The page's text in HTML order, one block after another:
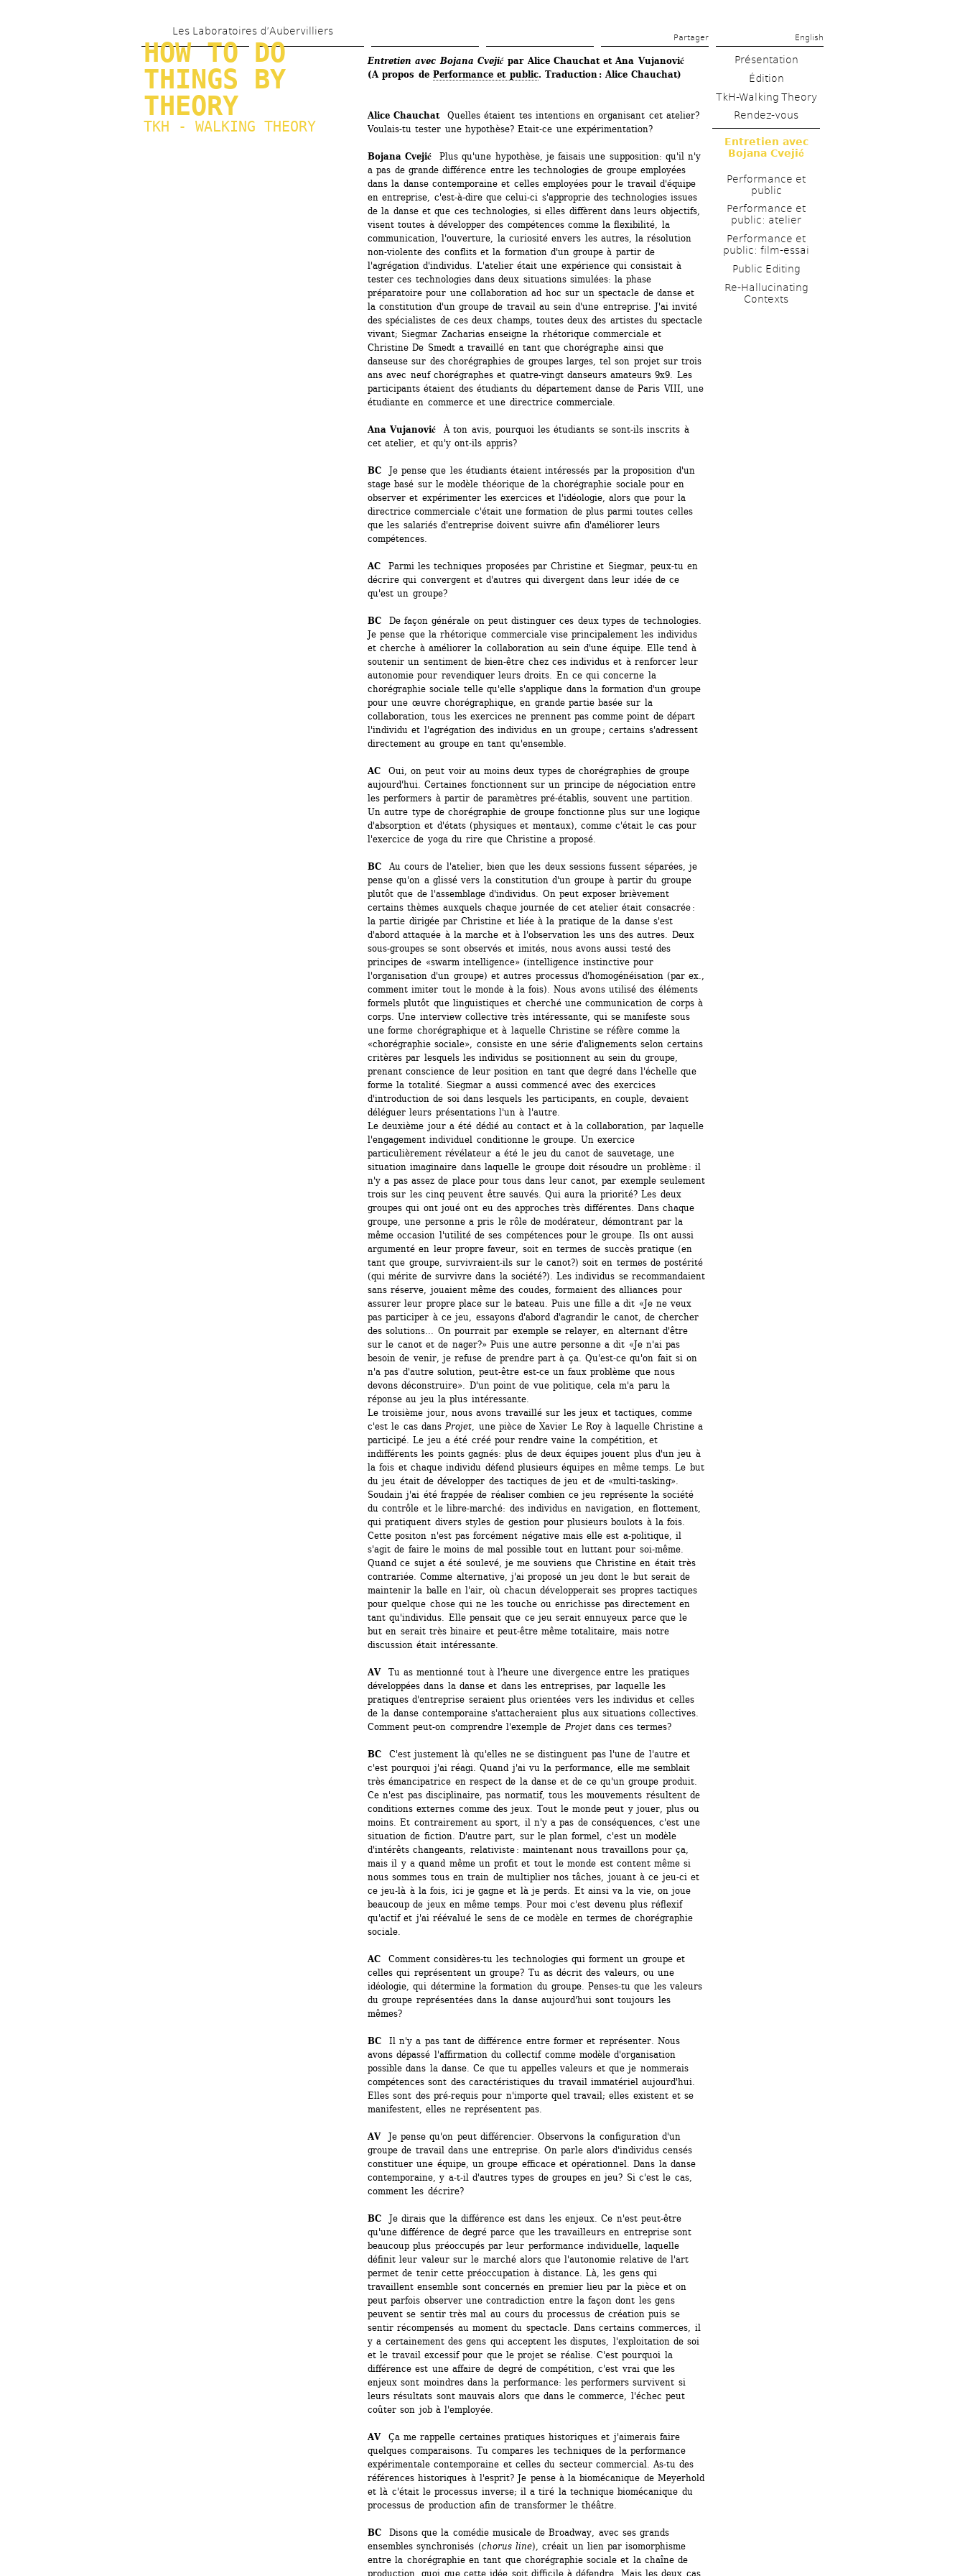
contenu
principal
Les Laboratoires d’Aubervilliers
Partager English
HOW TO DO
THINGS BY
THEORY
TKH - WALKING THEORY
Entretien avec Bojana Cvejićpar Alice Chauchat et Ana Vujanović
(A propos de Performance et public. Traduction : Alice Chauchat)
Alice Chauchat
Quelles étaient tes intentions en organisant cet atelier?
Voulais-tu tester une hypothèse? Etait-ce une expérimentation?
Bojana Cvejić
Plus qu'une hypothèse, je faisais une supposition: qu'il n'y
a pas de grande différence entre les technologies de groupe employées
dans la danse contemporaine et celles employées pour le travail d'équipe
en entreprise, c'est-à-dire que celui-ci s'approprie des technologies issues
de la danse et que ces technologies, si elles diffèrent dans leurs objectifs,
visent toutes à développer des compétences comme la flexibilité, la
communication, l'ouverture, la curiosité envers les autres, la résolution
non-violente des conflits et la formation d'un groupe à partir de
l'agrégation d'individus. L'atelier était une expérience qui consistait à
tester ces technologies dans deux situations simulées: la phase
préparatoire pour une collaboration ad hoc sur un spectacle de danse et
la constitution d'un groupe de travail au sein d'une entreprise. J'ai invité
des spécialistes de ces deux champs, toutes deux des artistes du spectacle
vivant; Siegmar Zacharias enseigne la rhétorique commerciale et
Christine De Smedt a travaillé en tant que chorégraphe ainsi que
danseuse sur des chorégraphies de groupes larges, tel son projet sur trois
ans avec neuf chorégraphes et quatre-vingt danseurs amateurs 9x9. Les
participants étaient des étudiants du département danse de Paris VIII, une
étudiante en commerce et une directrice commerciale.
Ana Vujanović
À ton avis, pourquoi les étudiants se sont-ils inscrits à
cet atelier, et qu'y ont-ils appris?
BC
Je pense que les étudiants étaient intéressés par la proposition d'un
stage basé sur le modèle théorique de la chorégraphie sociale pour en
observer et expérimenter les exercices et l'idéologie, alors que pour la
directrice commerciale c'était une formation de plus parmi toutes celles
que les salariés d'entreprise doivent suivre afin d'améliorer leurs
compétences.
AC Parmi les techniques proposées par Christine et Siegmar, peux-tu en
décrire qui convergent et d'autres qui divergent dans leur idée de ce
qu'est un groupe?
BC
De façon générale on peut distinguer ces deux types de technologies.
Je pense que la rhétorique commerciale vise principalement les individus
et cherche à améliorer la collaboration au sein d'une équipe. Elle tend à
soutenir un sentiment de bien-être chez ces individus et à renforcer leur
autonomie pour revendiquer leurs droits. En ce qui concerne la
chorégraphie sociale telle qu'elle s'applique dans la formation d'un groupe
pour une œuvre chorégraphique, en grande partie basée sur la
collaboration, tous les exercices ne prennent pas comme point de départ
l'individu et l'agrégation des individus en un groupe ; certains s'adressent
directement au groupe en tant qu'ensemble.
AC Oui, on peut voir au moins deux types de chorégraphies de groupe
aujourd'hui. Certaines fonctionnent sur un principe de négociation entre
les performers à partir de paramètres pré-établis, souvent une partition.
Un autre type de chorégraphie de groupe fonctionne plus sur une logique
d'absorption et d'états (physiques et mentaux), comme c'était le cas pour
l'exercice de yoga du rire que Christine a proposé.
BC
Au cours de l'atelier, bien que les deux sessions fussent séparées, je
pense qu'on a glissé vers la constitution d'un groupe à partir du groupe
plutôt que de l'assemblage d'individus. On peut exposer brièvement
certains thèmes auxquels chaque journée de cet atelier était consacrée :
la partie dirigée par Christine et liée à la pratique de la danse s'est
d'abord attaquée à la marche et à l'observation les uns des autres. Deux
sous-groupes se sont observés et imités, nous avons aussi testé des
principes de «swarm intelligence» (intelligence instinctive pour
l'organisation d'un groupe) et autres processus d'homogénéisation (par ex.,
comment imiter tout le monde à la fois). Nous avons utilisé des éléments
formels plutôt que linguistiques et cherché une communication de corps à
corps. Une interview collective très intéressante, qui se manifeste sous
une forme chorégraphique et à laquelle Christine se réfère comme la
«chorégraphie sociale», consiste en une série d'alignements selon certains
critères par lesquels les individus se positionnent au sein du groupe,
prenant conscience de leur position en tant que degré dans l'échelle que
forme la totalité. Siegmar a aussi commencé avec des exercices
d'introduction de soi dans lesquels les participants, en couple, devaient
déléguer leurs présentations l'un à l'autre.
Le deuxième jour a été dédié au contact et à la collaboration, par laquelle
l'engagement individuel conditionne le groupe. Un exercice
particulièrement révélateur a été le jeu du canot de sauvetage, une
situation imaginaire dans laquelle le groupe doit résoudre un problème : il
n'y a pas assez de place pour tous dans leur canot, par exemple seulement
trois sur les cinq peuvent être sauvés. Qui aura la priorité? Les deux
groupes qui ont joué ont eu des approches très différentes. Dans chaque
groupe, une personne a pris le rôle de modérateur, démontrant par la
même occasion l'utilité de ses compétences pour le groupe. Ils ont aussi
argumenté en leur propre faveur, soit en termes de succès pratique (en
tant que groupe, survivraient-ils sur le canot?) soit en termes de postérité
(qui mérite de survivre dans la société?). Les individus se recommandaient
sans réserve, jouaient même des coudes, formaient des alliances pour
assurer leur propre place sur le bateau. Puis une fille a dit «Je ne veux
pas participer à ce jeu, essayons d'abord d'agrandir le canot, de chercher
des solutions... On pourrait par exemple se relayer, en alternant d'être
sur le canot et de nager?» Puis une autre personne a dit «Je n'ai pas
besoin de venir, je refuse de prendre part à ça. Qu'est-ce qu'on fait si on
n'a pas d'autre solution, peut-être est-ce un faux problème que nous
devons déconstruire». D'un point de vue politique, cela m'a paru la
réponse au jeu la plus intéressante.
Le troisième jour, nous avons travaillé sur les jeux et tactiques, comme
c'est le cas dansProjet, une pièce de Xavier Le Roy à laquelle Christine a
participé. Le jeu a été créé pour rendre vaine la compétition, et
indifférents les points gagnés: plus de deux équipes jouent plus d'un jeu à
la fois et chaque individu défend plusieurs équipes en même temps. Le but
du jeu était de développer des tactiques de jeu et de «multi-tasking».
Soudain j'ai été frappée de réaliser combien ce jeu représente la société
du contrôle et le libre-marché: des individus en navigation, en flottement,
qui pratiquent divers styles de gestion pour plusieurs boulots à la fois.
Cette positon n'est pas forcément négative mais elle est a-politique, il
s'agit de faire le moins de mal possible tout en luttant pour soi-même.
Quand ce sujet a été soulevé, je me souviens que Christine en était très
contrariée. Comme alternative, j'ai proposé un jeu dont le but serait de
maintenir la balle en l'air, où chacun développerait ses propres tactiques
pour quelque chose qui ne les touche ou enrichisse pas directement en
tant qu'individus. Elle pensait que ce jeu serait ennuyeux parce que le
but en serait très binaire et peut-être même totalitaire, mais notre
discussion était intéressante.
AVTu as mentionné tout à l'heure une divergence entre les pratiques
développées dans la danse et dans les entreprises, par laquelle les
pratiques d'entreprise seraient plus orientées vers les individus et celles
de la danse contemporaine s'attacheraient plus aux situations collectives.
Comment peut-on comprendre l'exemple de Projetdans ces termes?
BC
C'est justement là qu'elles ne se distinguent pas l'une de l'autre et
c'est pourquoi j'ai réagi. Quand j'ai vu la performance, elle me semblait
très émancipatrice en respect de la danse et de ce qu'un groupe produit.
Ce n'est pas disciplinaire, pas normatif, tous les mouvements résultent de
conditions externes comme des jeux. Tout le monde peut y jouer, plus ou
moins. Et contrairement au sport, il n'y a pas de conséquences, c'est une
situation de fiction. D'autre part, sur le plan formel, c'est un modèle
d'intérêts changeants, relativiste : maintenant nous travaillons pour ça,
mais il y a quand même un profit et tout le monde est content même si
nous sommes tous en train de multiplier nos tâches, jouant à ce jeu-ci et
ce jeu-là à la fois, ici je gagne et là je perds. Et ainsi va la vie, on joue
beaucoup de jeux en même temps. Pour moi c'est devenu plus réflexif
qu'actif et j'ai réévalué le sens de ce modèle en termes de chorégraphie
sociale.
AC Comment considères-tu les technologies qui forment un groupe et
celles qui représentent un groupe? Tu as décrit des valeurs, ou une
idéologie, qui détermine la formation du groupe. Penses-tu que les valeurs
du groupe représentées dans la danse aujourd'hui sont toujours les
mêmes?
BC Il n'y a pas tant de différence entre former et représenter. Nous
avons dépassé l'affirmation du collectif comme modèle d'organisation
possible dans la danse. Ce que tu appelles valeurs et que je nommerais
compétences sont des caractéristiques du travail immatériel aujourd'hui.
Elles sont des pré-requis pour n'importe quel travail; elles existent et se
manifestent, elles ne représentent pas.
AV
Je pense qu'on peut différencier. Observons la configuration d'un
groupe de travail dans une entreprise. On parle alors d'individus censés
constituer une équipe, un groupe efficace et opérationnel. Dans la danse
contemporaine, y a-t-il d'autres types de groupes en jeu? Si c'est le cas,
comment les décrire?
BC
Je dirais que la différence est dans les enjeux. Ce n'est peut-être
qu'une différence de degré parce que les travailleurs en entreprise sont
beaucoup plus préoccupés par leur performance individuelle, laquelle
définit leur valeur sur le marché alors que l'autonomie relative de l'art
permet de tenir cette préoccupation à distance. Là, les gens qui
travaillent ensemble sont concernés en premier lieu par la pièce et on
peut parfois observer une contradiction entre la façon dont les gens
peuvent se sentir très mal au cours du processus de création puis se
sentir récompensés au moment du spectacle. Dans certains commerces, il
y a certainement des gens qui acceptent les disputes, l'exploitation de soi
et le travail excessif pour que le projet se réalise. C'est pourquoi la
différence est une affaire de degré de compétition, c'est vrai que les
enjeux sont moindres dans la performance: les performers survivent si
leurs résultats sont mauvais alors que dans le commerce, l'échec peut
coûter son job à l'employée.
AVÇa me rappelle certaines pratiques historiques et j'aimerais faire
quelques comparaisons. Tu compares les techniques de la performance
expérimentale contemporaine et celles du secteur commercial. As-tu des
références historiques à l'esprit? Je pense à la biomécanique de Meyerhold
et là c'était le processus inverse; il a tiré la technique biomécanique du
processus de production afin de transformer le théâtre.
BC
Disons que la comédie musicale de Broadway, avec ses grands
ensembles synchronisés (chorus line), créait un lien par isomorphisme
entre la chorégraphie en tant que chorégraphie sociale et la chaîne de
production, quoi que cette idée soit difficile à défendre. Mais les deux cas
Présentation
Édition
TkH-Walking Theory
Rendez-vous
Entretien avec
Bojana Cvejić
Performance et
public
Performance et
public: atelier
Performance et
public: film-essai
Public Editing
Re-Hallucinating
Contexts